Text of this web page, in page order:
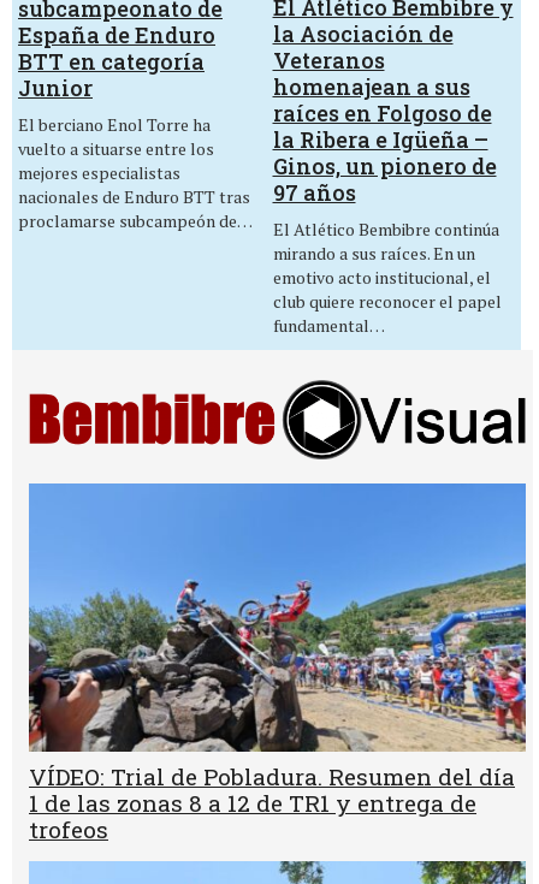
subcampeonato de
España de Enduro
BTT en categoría
Junior
El berciano Enol Torre ha
vuelto a situarse entre los
mejores especialistas
nacionales de Enduro BTT tras
proclamarse subcampeón de…
El Atlético Bembibre y
la Asociación de
Veteranos
homenajean a sus
raíces en Folgoso de
la Ribera e Igüeña –
Ginos, un pionero de
97 años
El Atlético Bembibre continúa
mirando a sus raíces. En un
emotivo acto institucional, el
club quiere reconocer el papel
fundamental…
VÍDEO: Trial de Pobladura. Resumen del día
1 de las zonas 8 a 12 de TR1 y entrega de
trofeos